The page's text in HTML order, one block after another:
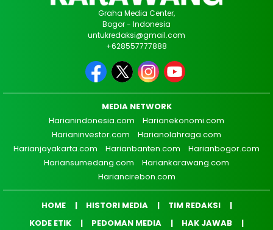
Graha Media Center,
Bogor - Indonesia
untukredaksi@gmail.com
+628557777888
MEDIA NETWORK
Harianindonesia.com
Harianekonomi.com
Harianinvestor.com
Harianolahraga.com
Harianjayakarta.com
Harianbanten.com
Harianbogor.com
Hariansumedang.com
Hariankarawang.com
Hariancirebon.com
HOME HISTORI MEDIA
TIM REDAKSI
KODE ETIK
PEDOMAN MEDIA
HAK JAWAB